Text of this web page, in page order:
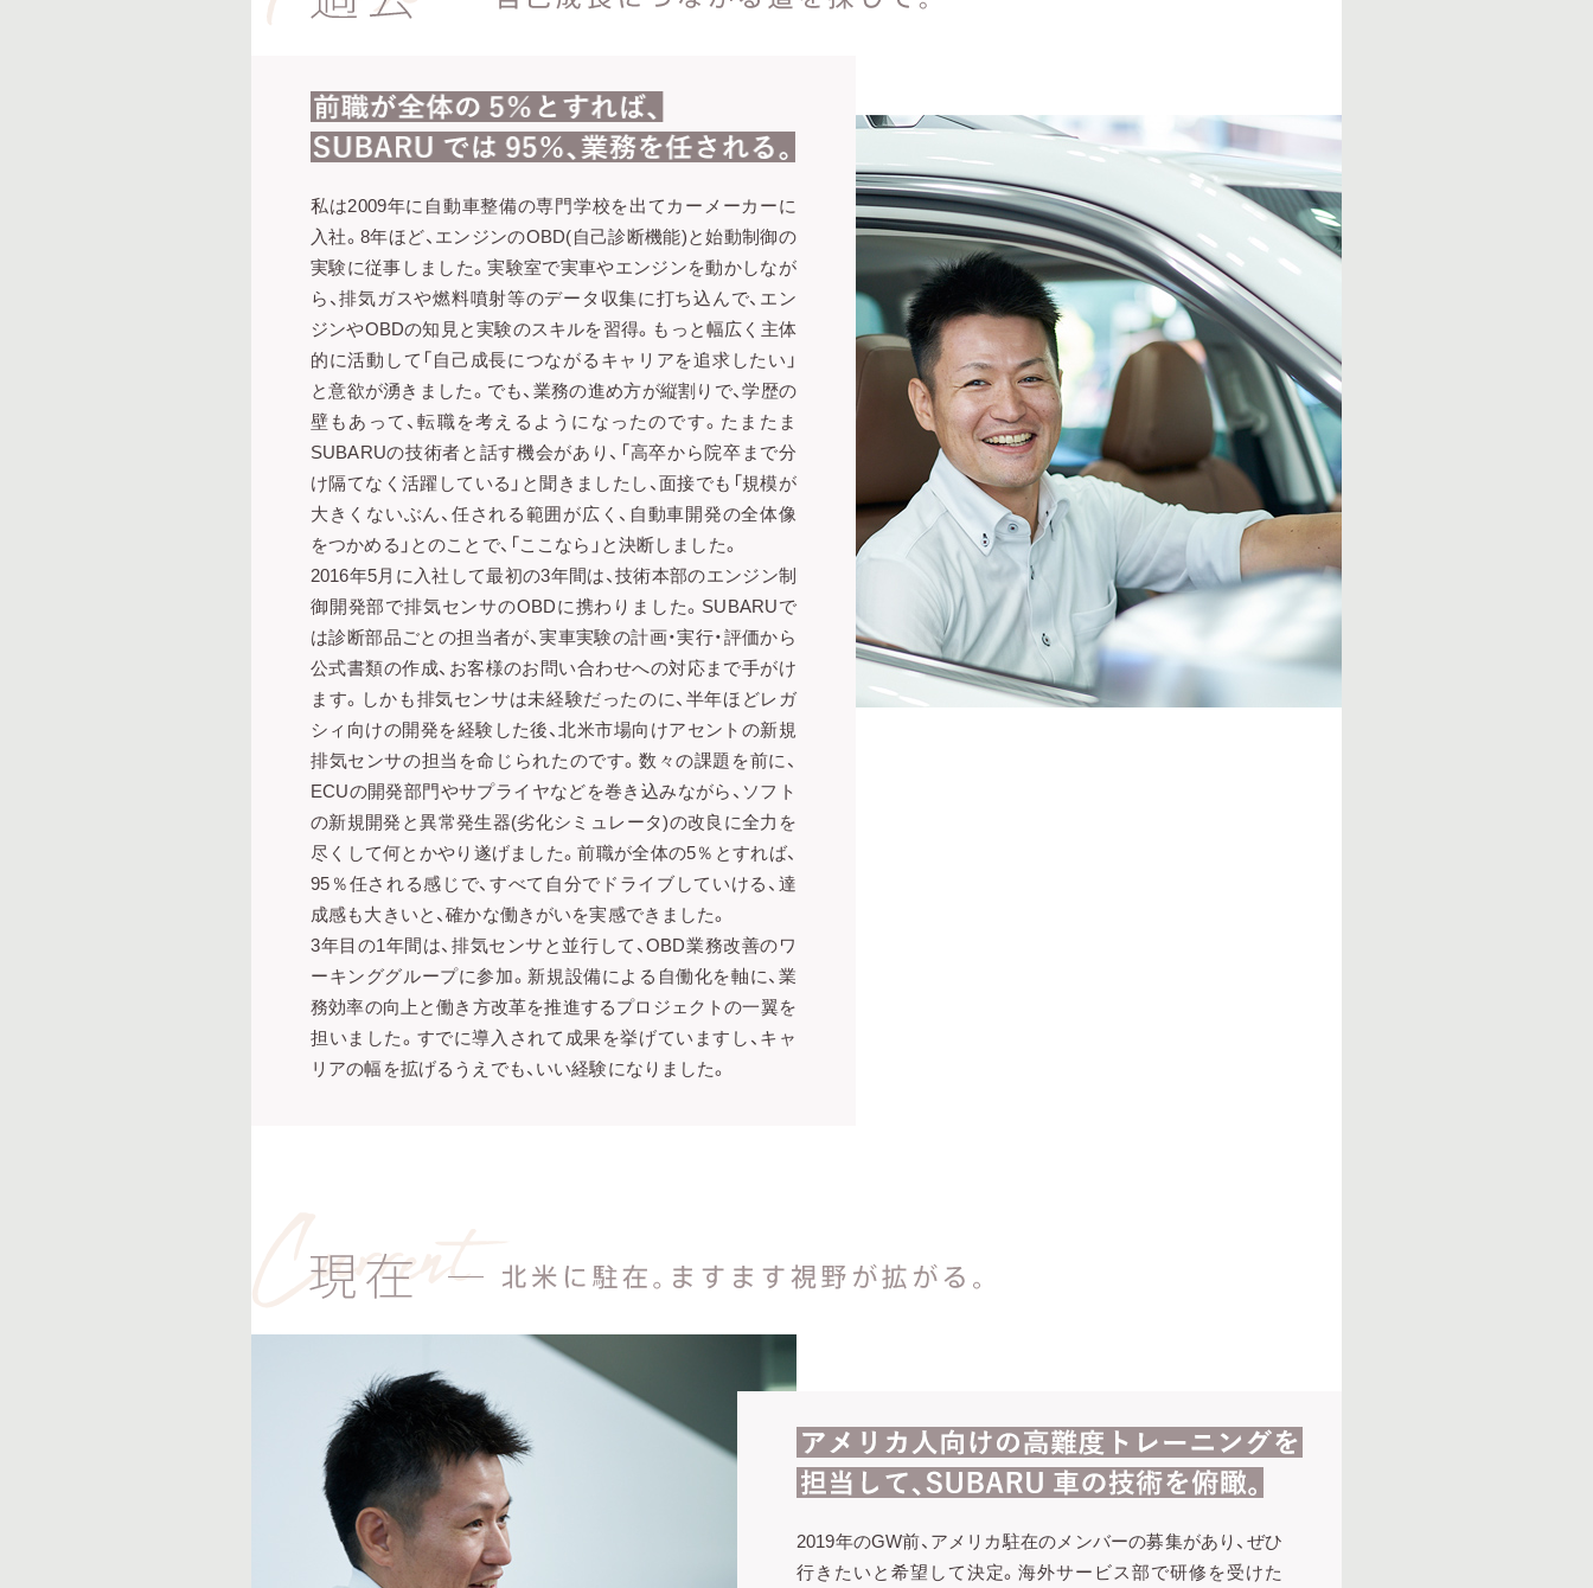
私は2009年に自動車整備の専門学校を出てカーメーカーに
入社。8年ほど、エンジンのOBD(自己診断機能)と始動制御の
実験に従事しました。実験室で実車やエンジンを動かしなが
ら、排気ガスや燃料噴射等のデータ収集に打ち込んで、エン
ジンやOBDの知見と実験のスキルを習得。もっと幅広く主体
的に活動して「自己成長につながるキャリアを追求したい」
と意欲が湧きました。でも、業務の進め方が縦割りで、学歴の
壁もあって、転職を考えるようになったのです。たまたま
SUBARUの技術者と話す機会があり、「高卒から院卒まで分
け隔てなく活躍している」と聞きましたし、面接でも「規模が
大きくないぶん、任される範囲が広く、自動車開発の全体像
をつかめる」とのことで、「ここなら」と決断しました。
2016年5月に入社して最初の3年間は、技術本部のエンジン制
御開発部で排気センサのOBDに携わりました。SUBARUで
は診断部品ごとの担当者が、実車実験の計画・実行・評価から
公式書類の作成、お客様のお問い合わせへの対応まで手がけ
ます。しかも排気センサは未経験だったのに、半年ほどレガ
シィ向けの開発を経験した後、北米市場向けアセントの新規
排気センサの担当を命じられたのです。数々の課題を前に、
ECUの開発部門やサプライヤなどを巻き込みながら、ソフト
の新規開発と異常発生器(劣化シミュレータ)の改良に全力を
尽くして何とかやり遂げました。前職が全体の5％とすれば、
95％任される感じで、すべて自分でドライブしていける、達
成感も大きいと、確かな働きがいを実感できました。
3年目の1年間は、排気センサと並行して、OBD業務改善のワ
ーキンググループに参加。新規設備による自働化を軸に、業
務効率の向上と働き方改革を推進するプロジェクトの一翼を
担いました。すでに導入されて成果を挙げていますし、キャ
リアの幅を拡げるうえでも、いい経験になりました。
2019年のGW前、アメリカ駐在のメンバーの募集があり、ぜひ
行きたいと希望して決定。海外サービス部で研修を受けた